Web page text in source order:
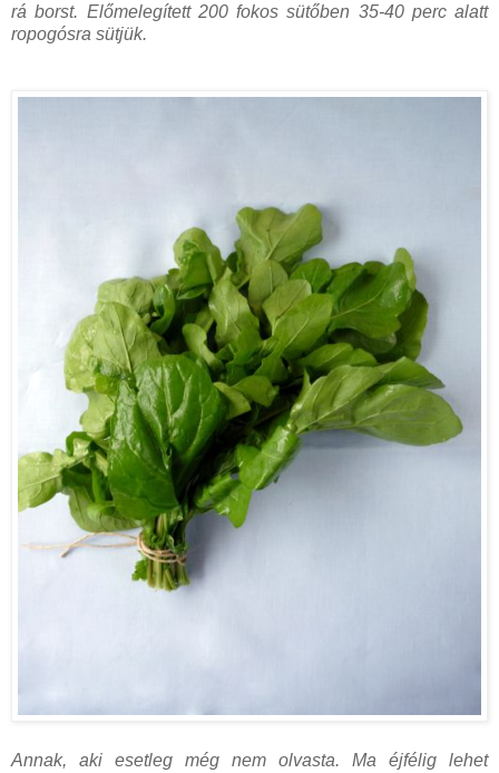
rá borst. Előmelegített 200 fokos sütőben 35-40 perc alatt
ropogósra sütjük.
Annak, aki esetleg még nem olvasta. Ma éjfélig lehet